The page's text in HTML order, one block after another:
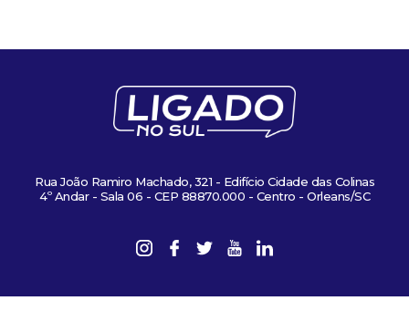
Rua João Ramiro Machado, 321 - Edifício Cidade das Colinas
4º Andar - Sala 06 - CEP 88870.000 - Centro - Orleans/SC